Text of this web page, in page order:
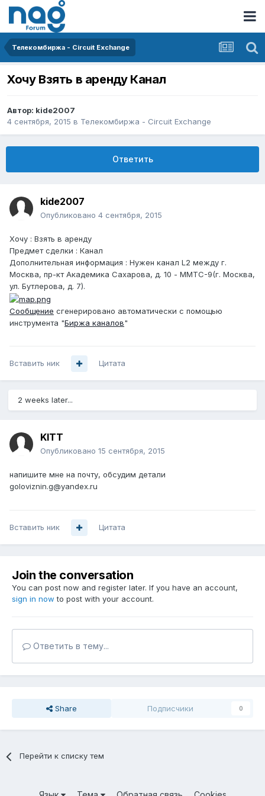
Телекомбиржа - Circuit Exchange
Хочу Взять в аренду Канал
Автор: kide2007
4 сентября, 2015 в Телекомбиржа - Circuit Exchange
Ответить
kide2007
Опубликовано 4 сентября, 2015
Хочу : Взять в аренду
Предмет сделки : Канал
Дополнительная информация : Нужен канал L2 между г.
Москва, пр-кт Академика Сахарова, д. 10 - ММТС-9(г. Москва,
ул. Бутлерова, д. 7).
Сообщение сгенерировано автоматически с помощью
инструмента "Биржа каналов"
Вставить ник Цитата
2 weeks later...
KITT
Опубликовано 15 сентября, 2015
напишите мне на почту, обсудим детали
goloviznin.g@yandex.ru
Вставить ник Цитата
Join the conversation
You can post now and register later. If you have an account,
sign in now to post with your account.
Ответить в тему...
Share Подписчики 0
Перейти к списку тем